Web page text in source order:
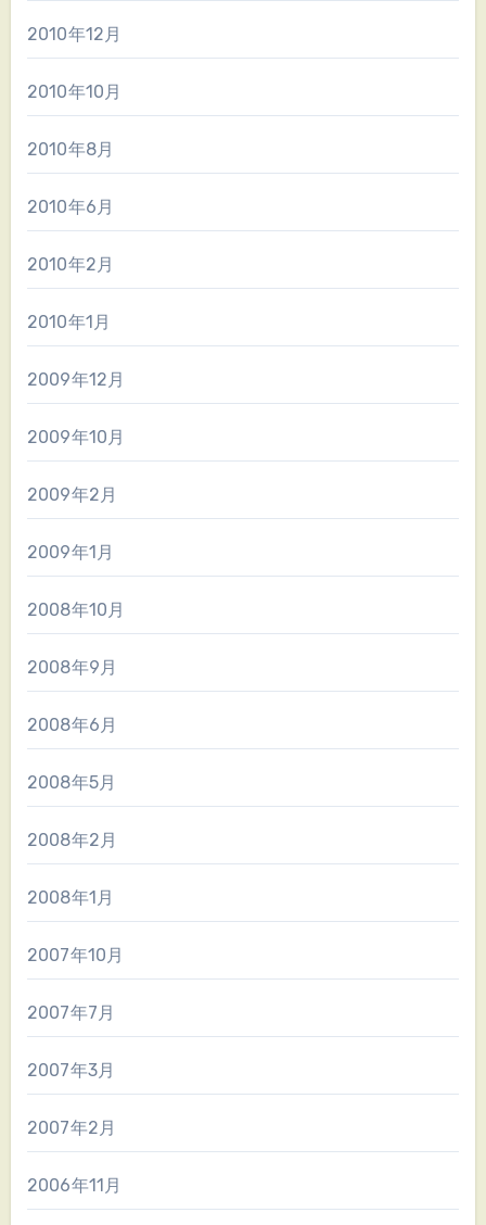
2010年12月
2010年10月
2010年8月
2010年6月
2010年2月
2010年1月
2009年12月
2009年10月
2009年2月
2009年1月
2008年10月
2008年9月
2008年6月
2008年5月
2008年2月
2008年1月
2007年10月
2007年7月
2007年3月
2007年2月
2006年11月